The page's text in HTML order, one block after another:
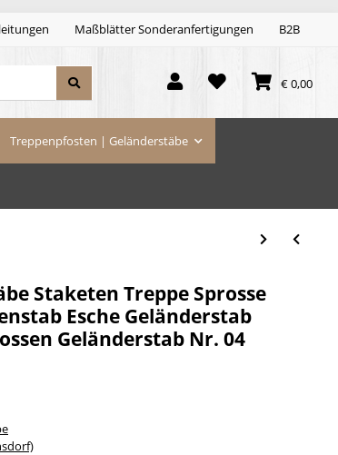
Maßblätter Sonderanfertigungen B2B
€ 0,00
Treppenpfosten | Geländerstäbe
Staketen Treppe Sprosse
Esche Geländerstab
Geländerstab Nr. 04